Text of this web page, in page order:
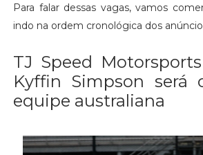
Para falar dessas vagas, vamos
indo na ordem cronológica dos
TJ Speed
Kyffin Simpson será
equipe australiana